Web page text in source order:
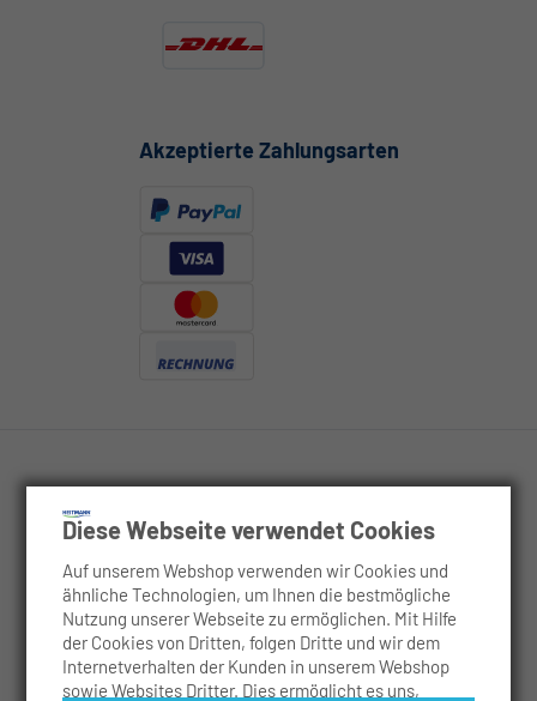
Diese Webseite verwendet Cookies
Auf unserem Webshop verwenden wir Cookies und
ähnliche Technologien, um Ihnen die bestmögliche
Nutzung unserer Webseite zu ermöglichen. Mit Hilfe
der Cookies von Dritten, folgen Dritte und wir dem
Internetverhalten der Kunden in unserem Webshop
sowie Websites Dritter. Dies ermöglicht es uns,
Akzeptierte Zahlungsarten
Rechtliches
Service
Anwendungsgebiete